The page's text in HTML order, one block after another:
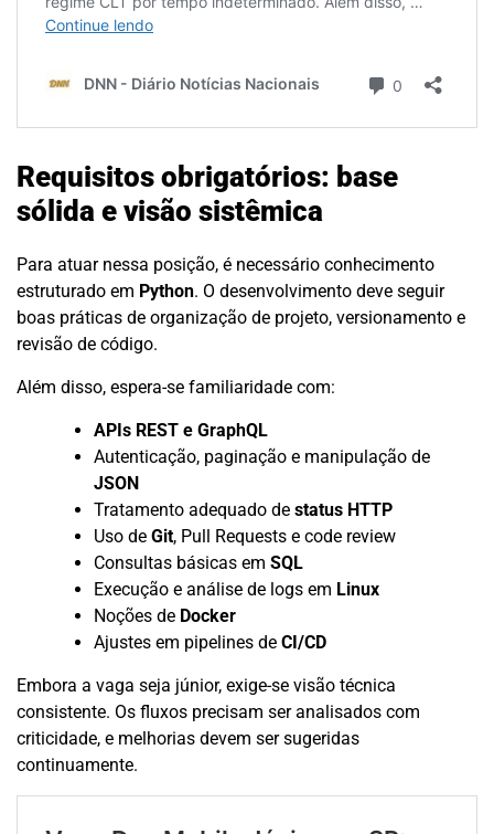
Requisitos obrigatórios: base
sólida e visão sistêmica
Para atuar nessa posição, é necessário conhecimento
estruturado em Python. O desenvolvimento deve seguir
boas práticas de organização de projeto, versionamento e
revisão de código.
Além disso, espera-se familiaridade com:
APIs REST e GraphQL
Autenticação, paginação e manipulação de
JSON
Tratamento adequado de status HTTP
Uso de Git, Pull Requests e code review
Consultas básicas em SQL
Execução e análise de logs em Linux
Noções de Docker
Ajustes em pipelines de CI/CD
Embora a vaga seja júnior, exige-se visão técnica
consistente. Os fluxos precisam ser analisados com
criticidade, e melhorias devem ser sugeridas
continuamente.